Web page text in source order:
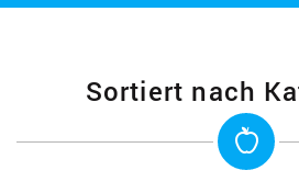
Sortiert nach